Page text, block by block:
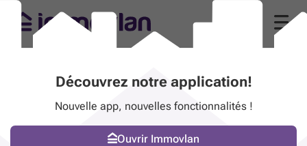
Découvrez notre application!
Nouvelle app, nouvelles fonctionnalités !
Ouvrir Immovlan